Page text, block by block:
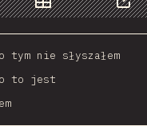
Data Share
tym nie słyszałem
to jest